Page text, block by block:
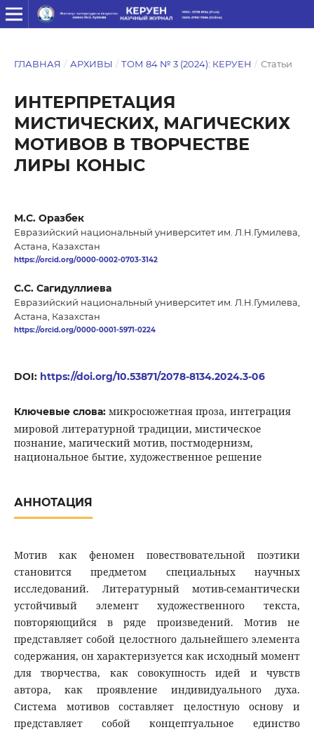
ГЛАВНАЯ / АРХИВЫ / ТОМ 84 № 3 (2024): КЕРУЕН / Статьи
ИНТЕРПРЕТАЦИЯ
МИСТИЧЕСКИХ, МАГИЧЕСКИХ
МОТИВОВ В ТВОРЧЕСТВЕ
ЛИРЫ КОНЫС
М.С. Оразбек
Евразийский национальный университет им. Л.Н.Гумилева,
Астана, Казахстан
https://orcid.org/0000-0002-0703-3142
С.C. Сагидуллиева
Евразийский национальный университет им. Л.Н.Гумилева,
Астана, Казахстан
https://orcid.org/0000-0001-5971-0224
DOI: https://doi.org/10.53871/2078-8134.2024.3-06
Ключевые слова: микросюжетная проза, интеграция
мировой литературной традиции, мистическое
познание, магический мотив, постмодернизм,
национальное бытие, художественное решение
АННОТАЦИЯ
Мотив как феномен повествовательной поэтики
становится предметом специальных научных
исследований. Литературный мотив-семантически
устойчивый элемент художественного текста,
повторяющийся в ряде произведений. Мотив не
представляет собой целостного дальнейшего элемента
содержания, он характеризуется как исходный момент
для творчества, как совокупность идей и чувств
автора, как проявление индивидуального духа.
Система мотивов составляет целостную основу и
представляет собой концептуальное единство